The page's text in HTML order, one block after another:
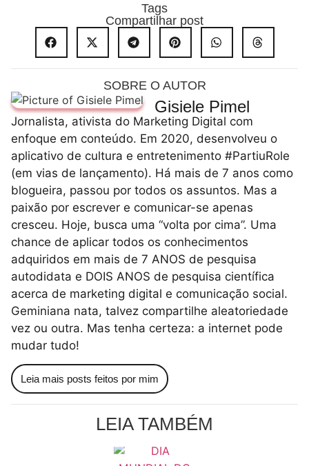
Tags
Compartilhar post
SOBRE O AUTOR
Gisiele Pimel
Jornalista, ativista do Marketing Digital com
enfoque em conteúdo. Em 2020, desenvolveu o
aplicativo de cultura e entretenimento #PartiuRole
(em vias de lançamento). Há mais de 7 anos como
blogueira, passou por todos os assuntos. Mas a
paixão por escrever e comunicar-se apenas
cresceu. Hoje, busca uma “volta por cima”. Uma
chance de aplicar todos os conhecimentos
adquiridos em mais de 7 ANOS de pesquisa
autodidata e DOIS ANOS de pesquisa científica
acerca de marketing digital e comunicação social.
Geminiana nata, talvez compartilhe aleatoriedade
vez ou outra. Mas tenha certeza: a internet pode
mudar tudo!
Leia mais posts feitos por mim
LEIA TAMBÉM